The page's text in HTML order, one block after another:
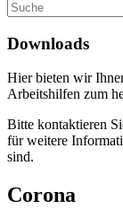
Downloads
Hier bieten wir
Arbeitshilfen zum
Bitte kontaktieren
für weitere
sind.
Corona